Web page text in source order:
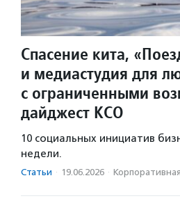
Спасение кита,
и медиастудия для
с ограниченными
дайджест КСО
10 социальных инициатив
недели.
Статьи · 19.06.2026 ·